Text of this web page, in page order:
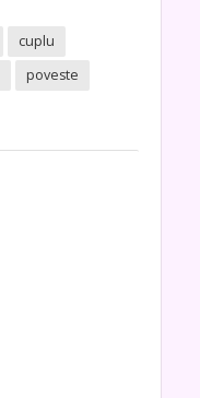
cuplu
poveste